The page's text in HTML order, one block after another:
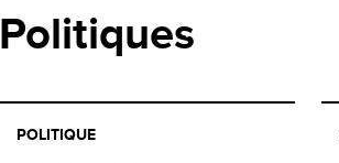
Politiques
POLITIQUE